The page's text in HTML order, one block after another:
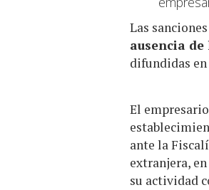
Las
ausencia
difundidas
El
ante la
extranjera,
su actividad